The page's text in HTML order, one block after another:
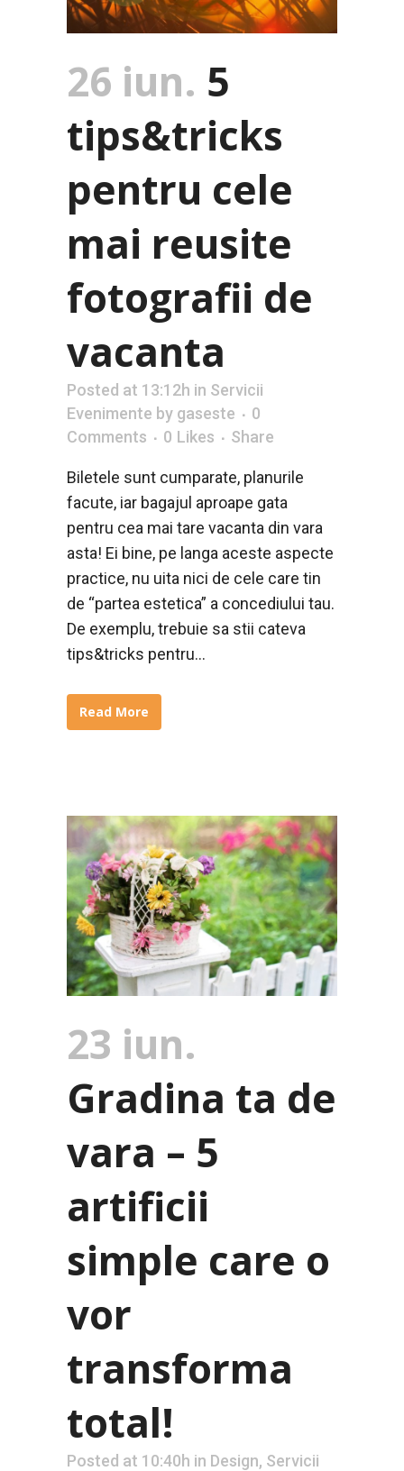
26 iun. 5
tips&tricks
pentru cele
mai reusite
fotografii de
vacanta
Posted at 13:12h in Servicii
Evenimente by gaseste
0
Comments
0 Likes Share
Biletele sunt cumparate, planurile
facute, iar bagajul aproape gata
pentru cea mai tare vacanta din vara
asta! Ei bine, pe langa aceste aspecte
practice, nu uita nici de cele care tin
de “partea estetica” a concediului tau.
De exemplu, trebuie sa stii cateva
tips&tricks pentru...
Read More
23 iun.
Gradina ta de
vara – 5
artificii
simple care o
vor
transforma
total!
Posted at 10:40h in Design, Servicii